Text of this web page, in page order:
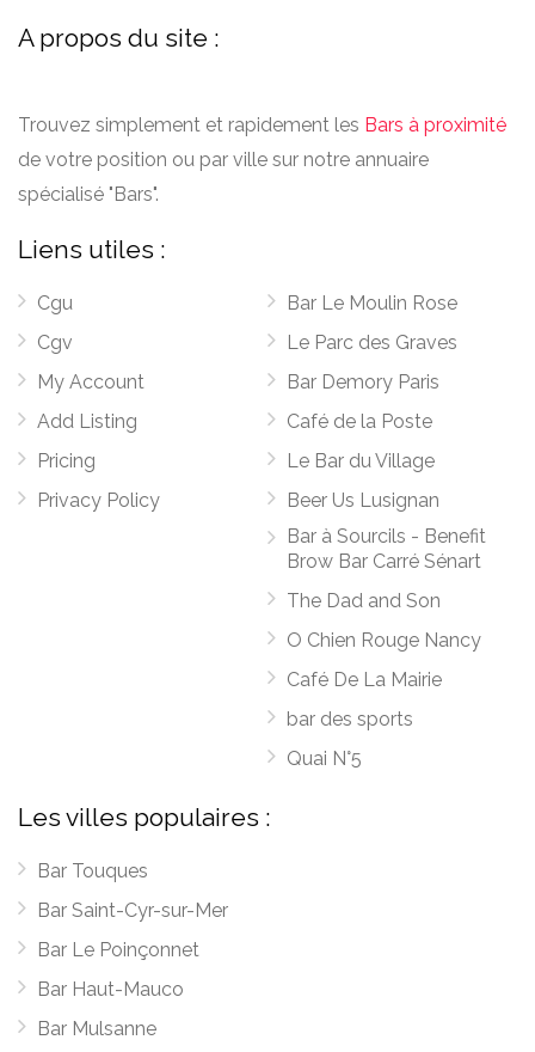
A propos du site :
Trouvez simplement et rapidement les Bars à proximité
de votre position ou par ville sur notre annuaire
spécialisé "Bars".
Liens utiles :
Cgu
Cgv
My Account
Add Listing
Pricing
Privacy Policy
Bar Le Moulin Rose
Le Parc des Graves
Bar Demory Paris
Café de la Poste
Le Bar du Village
Beer Us Lusignan
Bar à Sourcils - Benefit
Brow Bar Carré Sénart
The Dad and Son
O Chien Rouge Nancy
Café De La Mairie
bar des sports
Quai N°5
Les villes populaires :
Bar Touques
Bar Saint-Cyr-sur-Mer
Bar Le Poinçonnet
Bar Haut-Mauco
Bar Mulsanne